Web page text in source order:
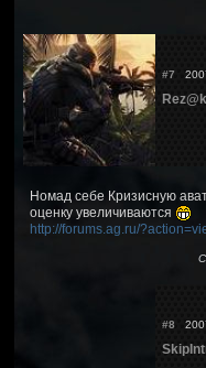
#7
Rez@k
Номад себе Кризисную
оценку увеличиваются
http://forums.ag.ru/
#8